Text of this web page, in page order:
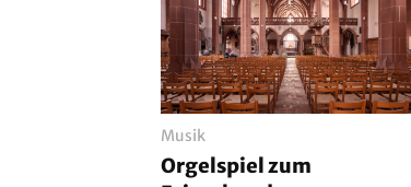
Musik
Orgelspiel zum